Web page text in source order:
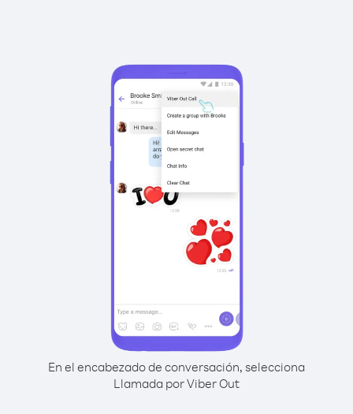
En el encabezado de conversación, selecciona
Llamada por Viber Out